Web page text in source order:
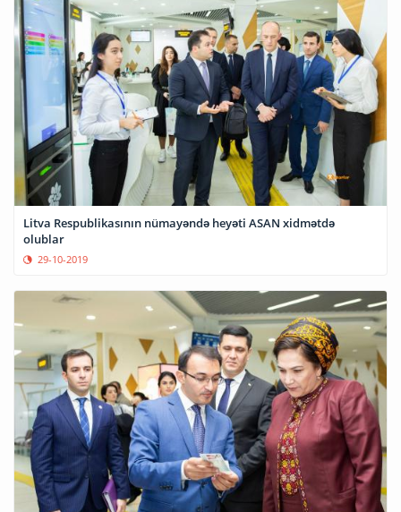
Litva Respublikasının nümayəndə heyəti ASAN xidmətdə
olublar
29-10-2019